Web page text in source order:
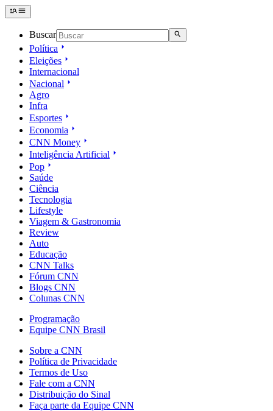
Buscar
Política
Eleições
Internacional
Nacional
Agro
Infra
Esportes
Economia
CNN Money
Inteligência Artificial
Pop
Saúde
Ciência
Tecnologia
Lifestyle
Viagem & Gastronomia
Review
Auto
Educação
CNN Talks
Fórum CNN
Blogs CNN
Colunas CNN
Programação
Equipe CNN Brasil
Sobre a CNN
Política de Privacidade
Termos de Uso
Fale com a CNN
Distribuição do Sinal
Faça parte da Equipe CNN